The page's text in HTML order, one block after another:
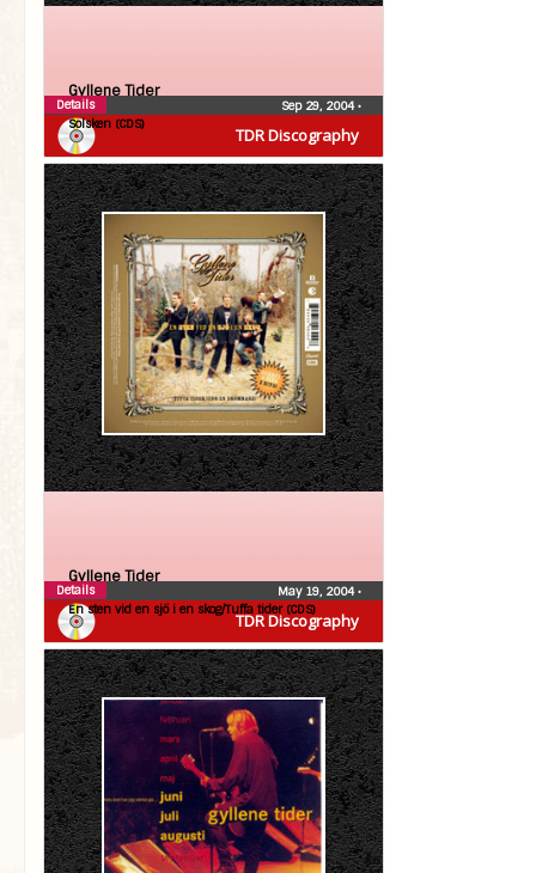
TDR Discography
Gyllene Tider
Solsken (CDS)
Sep 29, 2004•
Details
TDR Discography
Gyllene Tider
En sten vid en sjö i en skog/Tuffa tider (CDS)
May 19, 2004•
Details